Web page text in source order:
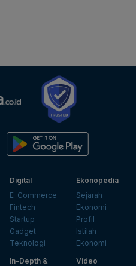
Digital
E-Commerce
Fintech
Startup
Gadget
Teknologi
Ekonopedia
Sejarah
Ekonomi
Profil
Istilah
Ekonomi
In-Depth &
Video